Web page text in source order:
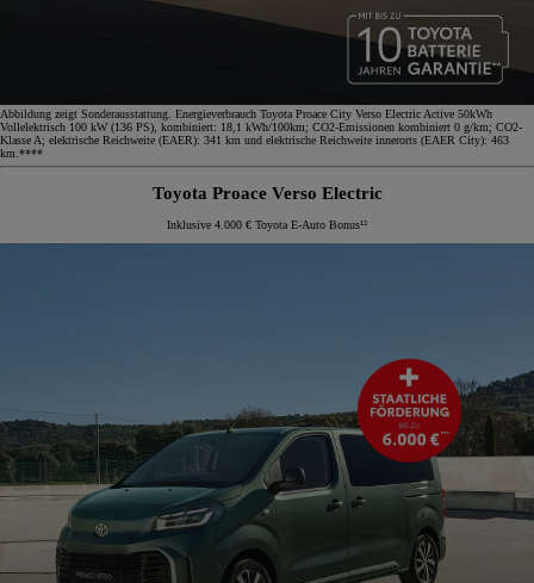
Abbildung zeigt Sonderausstattung. Energieverbrauch Toyota Proace City Verso Electric Active 50kWh
Vollelektrisch 100 kW (136 PS), kombiniert: 18,1 kWh/100km; CO2-Emissionen kombiniert 0 g/km; CO2-
Klasse A; elektrische Reichweite (EAER): 341 km und elektrische Reichweite innerorts (EAER City): 463
km.****
Toyota Proace Verso Electric
Inklusive 4.000 € Toyota E-Auto Bonus¹²